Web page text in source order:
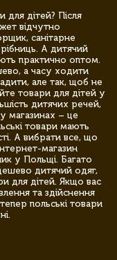
для дітей? Після
відчутно
санітарне
А дитячий
практично оптом.
а часу ходити
але так, щоб не
товари для дітей у
дитячих речей,
магазинах – це
товари мають
А вибрати все, що
магазин
у Польщі. Багато
дитячий одяг,
для дітей. Якщо вас
та здійснення
польські товари